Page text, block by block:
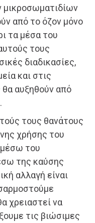
μικροσωματιδίων
από το όζον μόνο
τα μέσα του
τους
διαδικασίες,
και στις
θα αυξηθούν από
τους θανάτους
χρήσης του
μέσω του
της καύσης
αλλαγή είναι
χρειαστεί να
τις βιώσιμες